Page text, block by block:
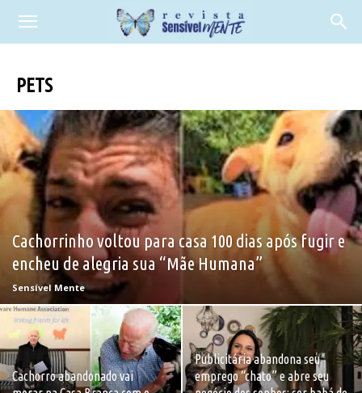
PETS
Cachorrinho voltou para casa 100 dias após fugir e
encheu de alegria sua “Mãe Humana”
Sensível Mente
Cachorro abandonado vai
Publicitária abandona seu
emprego “chato” e abre seu